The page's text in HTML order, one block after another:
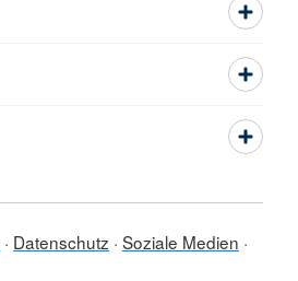
Datenschutz Soziale Medien